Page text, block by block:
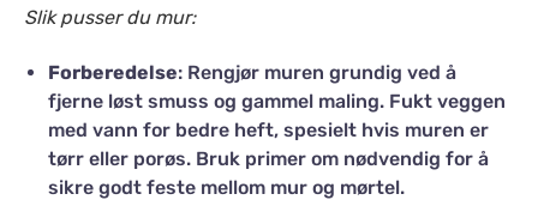
Slik pusser du mur:
Forberedelse: Rengjør muren grundig ved å
fjerne løst smuss og gammel maling. Fukt veggen
med vann for bedre heft, spesielt hvis muren er
tørr eller porøs. Bruk primer om nødvendig for å
sikre godt feste mellom mur og mørtel.